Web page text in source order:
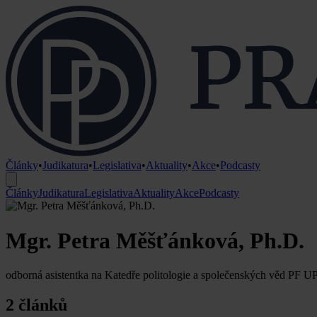
Články•Judikatura•Legislativa•Aktuality•Akce•Podcasty
ČlánkyJudikaturaLegislativaAktualityAkcePodcasty
Mgr. Petra Měšťánková, Ph.D.
odborná asistentka na Katedře politologie a společenských věd PF
2 článků